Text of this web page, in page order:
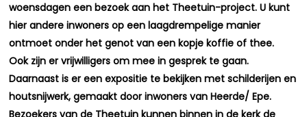
woensdagen een bezoek aan het Theetuin-project. U kunt
hier andere inwoners op een laagdrempelige manier
ontmoet onder het genot van een kopje koffie of thee.
Ook zijn er vrijwilligers om mee in gesprek te gaan.
Daarnaast is er een expositie te bekijken met schilderijen en
houtsnijwerk, gemaakt door inwoners van Heerde/ Epe.
Bezoekers van de Theetuin kunnen binnen in de kerk de